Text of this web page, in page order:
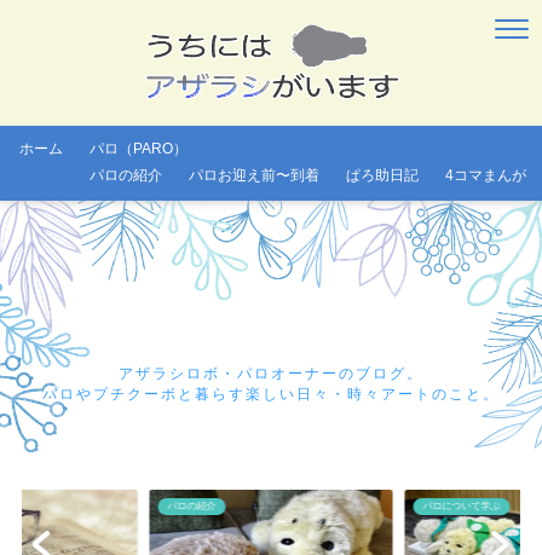
ホーム
パロ（PARO）
パロの紹介
パロお迎え前〜到着 ぱろ助日記 4コマまんが
アザラシロボ・パロオーナーのブログ。
パロやプチクーボと暮らす楽しい日々・時々アートのこと。
パロの紹介 パロについて学ぶ